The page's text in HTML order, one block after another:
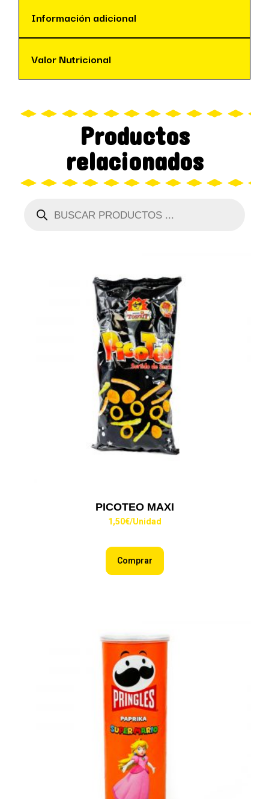
Información adicional
Valor Nutricional
Productos
relacionados
PICOTEO MAXI
1,50€/Unidad
Comprar